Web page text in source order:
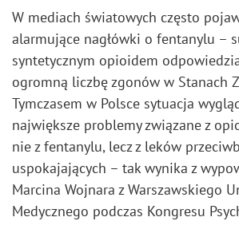
W mediach światowych często
alarmujące nagłówki o fentanylu –
syntetycznym opioidem
ogromną liczbę zgonów w Stanach
Tymczasem w Polsce sytuacja
największe problemy związane z
nie z fentanylu, lecz z leków
uspokajających – tak wynika z
Marcina Wojnara z Warszawskiego
Medycznego podczas Kongresu